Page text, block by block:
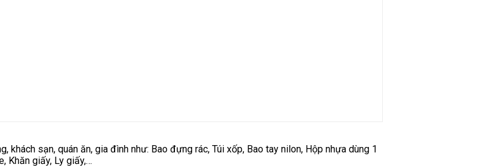
sạn, quán ăn, gia đình như: Bao đựng rác, Túi xốp, Bao tay nilon, Hộp nhựa dùng 1
Khăn giấy, Ly giấy,…